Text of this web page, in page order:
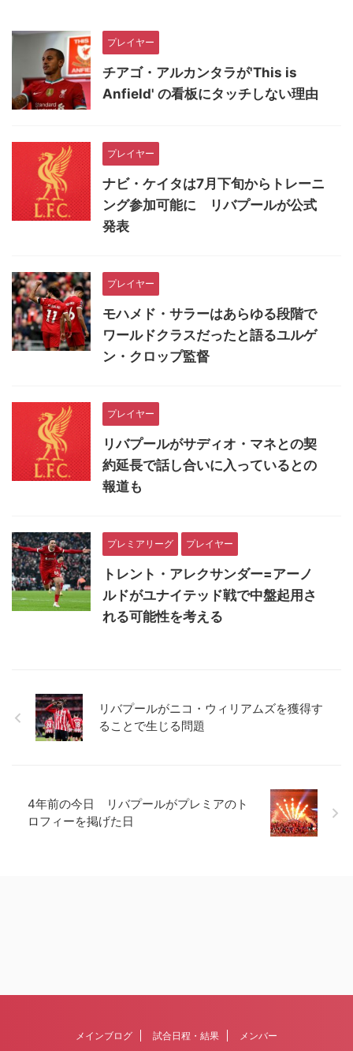
プレイヤー
チアゴ・アルカンタラが'This is
Anfield' の看板にタッチしない理由
プレイヤー
ナビ・ケイタは7月下旬からトレーニ
ング参加可能に リバプールが公式
発表
プレイヤー
モハメド・サラーはあらゆる段階で
ワールドクラスだったと語るユルゲ
ン・クロップ監督
プレイヤー
リバプールがサディオ・マネとの契
約延長で話し合いに入っているとの
報道も
プレミアリーグ プレイヤー
トレント・アレクサンダー=アーノ
ルドがユナイテッド戦で中盤起用さ
れる可能性を考える
リバプールがニコ・ウィリアムズを獲得す
ることで生じる問題
4年前の今日 リバプールがプレミアのト
ロフィーを掲げた日
メインブログ 試合日程・結果 メンバー